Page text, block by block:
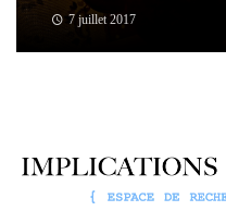
7 juillet 2017